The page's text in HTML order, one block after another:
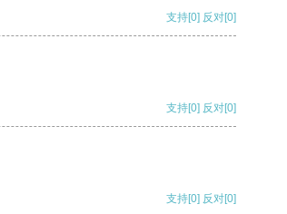
支持[0] 反对[0]
支持[0] 反对[0]
支持[0] 反对[0]